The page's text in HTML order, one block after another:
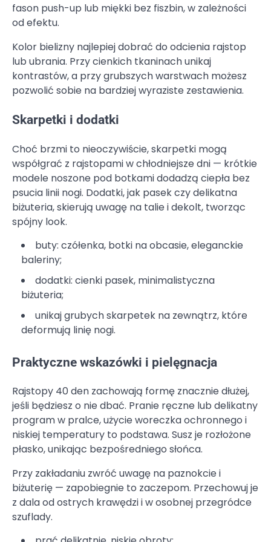
fason push-up lub miękki bez fiszbin, w zależności
od efektu.
Kolor bielizny najlepiej dobrać do odcienia rajstop
lub ubrania. Przy cienkich tkaninach unikaj
kontrastów, a przy grubszych warstwach możesz
pozwolić sobie na bardziej wyraziste zestawienia.
Skarpetki i dodatki
Choć brzmi to nieoczywiście, skarpetki mogą
współgrać z rajstopami w chłodniejsze dni — krótkie
modele noszone pod botkami dodadzą ciepła bez
psucia linii nogi. Dodatki, jak pasek czy delikatna
biżuteria, skierują uwagę na talie i dekolt, tworząc
spójny look.
buty: czółenka, botki na obcasie, eleganckie
baleriny;
dodatki: cienki pasek, minimalistyczna
biżuteria;
unikaj grubych skarpetek na zewnątrz, które
deformują linię nogi.
Praktyczne wskazówki i pielęgnacja
Rajstopy 40 den zachowają formę znacznie dłużej,
jeśli będziesz o nie dbać. Pranie ręczne lub delikatny
program w pralce, użycie woreczka ochronnego i
niskiej temperatury to podstawa. Susz je rozłożone
płasko, unikając bezpośredniego słońca.
Przy zakładaniu zwróć uwagę na paznokcie i
biżuterię — zapobiegnie to zaczepom. Przechowuj je
z dala od ostrych krawędzi i w osobnej przegródce
szuflady.